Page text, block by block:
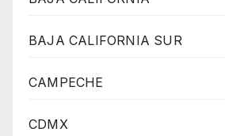
BAJA CALIFORNIA SUR
CAMPECHE
CDMX